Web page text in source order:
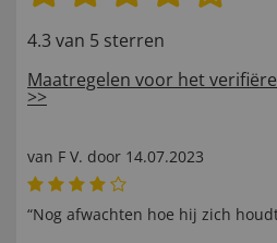
4.3 van 5 sterren
Maatregelen voor het
>>
van F V. door 14.07.2023
“Nog afwachten hoe hij zich